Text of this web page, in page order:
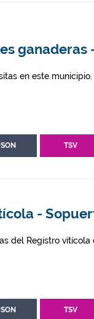
ganaderas
en este municipio.
TSV
-
del Registro vitícola
TSV